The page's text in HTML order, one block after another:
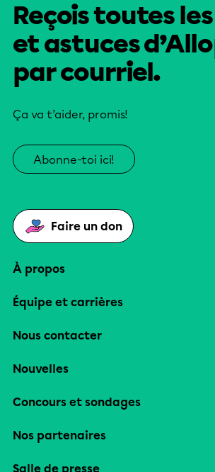
Reçois toutes
et astuces
par courriel.
Ça va t’aider, promis!
Abonne-toi ici!
Faire un don
À propos
Équipe et carrières
Nous contacter
Nouvelles
Concours et sondages
Nos partenaires
Salle de presse